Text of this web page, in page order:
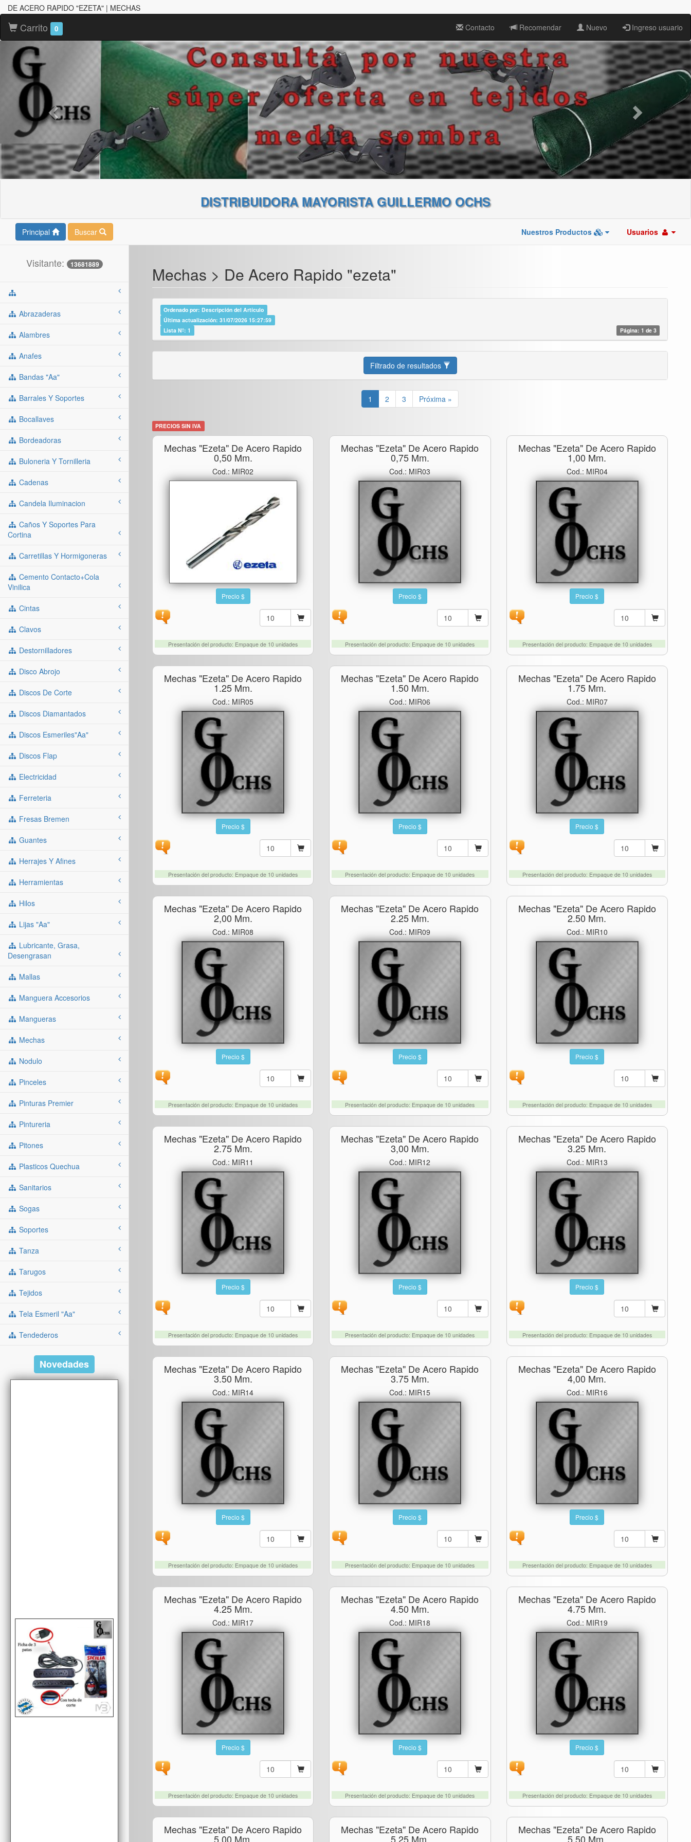
DE ACERO RAPIDO "EZETA" | MECHAS
Carrito 0 Contacto Recomendar Nuevo Ingreso usuario
DISTRIBUIDORA MAYORISTA GUILLERMO OCHS
Principal Buscar Nuestros Productos Usuarios
Visitante: 13681889
Abrazaderas
Alambres
Anafes
Bandas "aa"
Barrales Y Soportes
Bocallaves
Bordeadoras
Buloneria Y Tornilleria
Cadenas
Candela Iluminacion
Caños Y Soportes Para
Cortina
Carretillas Y Hormigoneras
Cemento Contacto+cola
Vinilica
Cintas
Clavos
Destornilladores
Disco Abrojo
Discos De Corte
Discos Diamantados
Discos Esmeriles"aa"
Discos Flap
Electricidad
Ferreteria
Fresas Bremen
Guantes
Herrajes Y Afines
Herramientas
Hilos
Lijas "aa"
Lubricante, Grasa,
Desengrasan
Mallas
Manguera Accesorios
Mangueras
Mechas
Nodulo
Pinceles
Pinturas Premier
Pintureria
Pitones
Plasticos Quechua
Sanitarios
Sogas
Soportes
Tanza
Tarugos
Tejidos
Tela Esmeril "aa"
Tendederos
Novedades
Mechas > De Acero Rapido "ezeta"
Ordenado por: Descripción del Artículo
Última actualización: 31/07/2026 15:27:59
Lista Nº: 1
Página: 1 de 3
Filtrado de resultados
1 2 3 Próxima »
PRECIOS SIN IVA
Mechas "ezeta" De Acero Rapido
0,50 Mm.
Cod.: MIR02
Precio $
Presentación del producto: Empaque de 10 unidades
Mechas "ezeta" De Acero Rapido
0,75 Mm.
Cod.: MIR03
Precio $
Presentación del producto: Empaque de 10 unidades
Mechas "ezeta" De Acero Rapido
1,00 Mm.
Cod.: MIR04
Precio $
Presentación del producto: Empaque de 10 unidades
Mechas "ezeta" De Acero Rapido
1.25 Mm.
Cod.: MIR05
Precio $
Presentación del producto: Empaque de 10 unidades
Mechas "ezeta" De Acero Rapido
1.50 Mm.
Cod.: MIR06
Precio $
Presentación del producto: Empaque de 10 unidades
Mechas "ezeta" De Acero Rapido
1.75 Mm.
Cod.: MIR07
Precio $
Presentación del producto: Empaque de 10 unidades
Mechas "ezeta" De Acero Rapido
2,00 Mm.
Cod.: MIR08
Precio $
Presentación del producto: Empaque de 10 unidades
Mechas "ezeta" De Acero Rapido
2.25 Mm.
Cod.: MIR09
Precio $
Presentación del producto: Empaque de 10 unidades
Mechas "ezeta" De Acero Rapido
2.50 Mm.
Cod.: MIR10
Precio $
Presentación del producto: Empaque de 10 unidades
Mechas "ezeta" De Acero Rapido
2.75 Mm.
Cod.: MIR11
Precio $
Presentación del producto: Empaque de 10 unidades
Mechas "ezeta" De Acero Rapido
3,00 Mm.
Cod.: MIR12
Precio $
Presentación del producto: Empaque de 10 unidades
Mechas "ezeta" De Acero Rapido
3.25 Mm.
Cod.: MIR13
Precio $
Presentación del producto: Empaque de 10 unidades
Mechas "ezeta" De Acero Rapido
3.50 Mm.
Cod.: MIR14
Precio $
Presentación del producto: Empaque de 10 unidades
Mechas "ezeta" De Acero Rapido
3.75 Mm.
Cod.: MIR15
Precio $
Presentación del producto: Empaque de 10 unidades
Mechas "ezeta" De Acero Rapido
4,00 Mm.
Cod.: MIR16
Precio $
Presentación del producto: Empaque de 10 unidades
Mechas "ezeta" De Acero Rapido
4.25 Mm.
Cod.: MIR17
Precio $
Presentación del producto: Empaque de 10 unidades
Mechas "ezeta" De Acero Rapido
4.50 Mm.
Cod.: MIR18
Precio $
Presentación del producto: Empaque de 10 unidades
Mechas "ezeta" De Acero Rapido
4.75 Mm.
Cod.: MIR19
Precio $
Presentación del producto: Empaque de 10 unidades
Mechas "ezeta" De Acero Rapido
5,00 Mm.
Mechas "ezeta" De Acero Rapido
5.25 Mm.
Mechas "ezeta" De Acero Rapido
5.50 Mm.